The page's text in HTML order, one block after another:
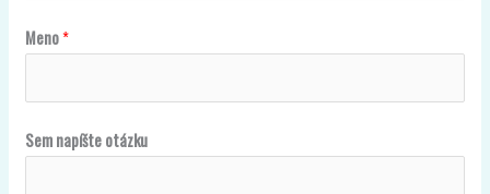
u
S
Meno*
Sem napíšte otázku